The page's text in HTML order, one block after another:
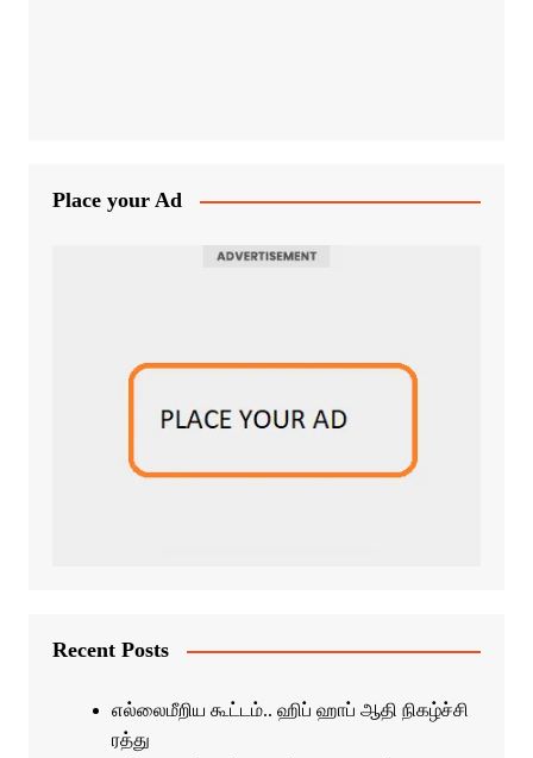
Place your Ad
Recent Posts
எல்லைமீறிய கூட்டம்.. ஹிப் ஹாப் ஆதி நிகழ்ச்சி
ரத்து